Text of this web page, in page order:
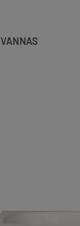
VANNAS